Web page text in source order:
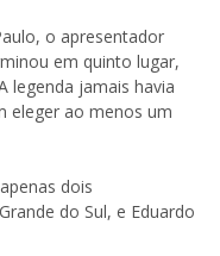
o apresentador
em quinto lugar,
legenda jamais havia
eleger ao menos um
dois
do Sul, e Eduardo